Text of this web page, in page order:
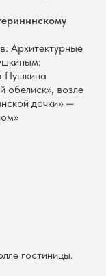
Архитектурные
Пушкина
обелиск», возле
дочки» —
гостиницы.